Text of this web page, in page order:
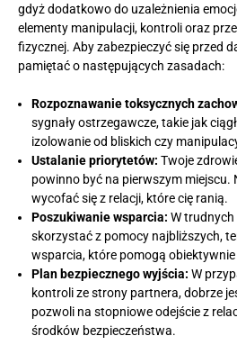
gdyż dodatkowo do uzależnienia
elementy manipulacji, kontroli oraz
fizycznej. Aby zabezpieczyć się przed
pamiętać o następujących zasadach:
Rozpoznawanie toksycznych
sygnały ostrzegawcze, takie jak
izolowanie od bliskich czy
Ustalanie priorytetów: Twoje
powinno być na pierwszym miejscu.
wycofać się z relacji, które cię ranią.
Poszukiwanie wsparcia: W
skorzystać z pomocy najbliższych,
wsparcia, które pomogą
Plan bezpiecznego wyjścia: W
kontroli ze strony partnera, dobrze
pozwoli na stopniowe odejście z
środków bezpieczeństwa.